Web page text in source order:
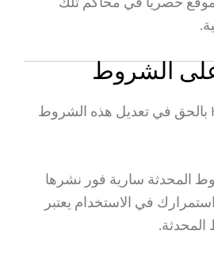
تحتفظ Haisic بالحق في تعديل هذه الشروط
المحدثة سارية فور نشرها
في الاستخدام يعتبر
المحدثة.